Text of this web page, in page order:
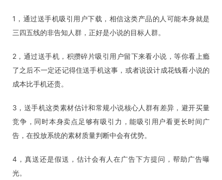
1，通过送手机吸引用户下载，相信这类产品的人可能本身就是
三四五线的非告知人群，正好是小说的目标人群。
2，通过送手机，积攒碎片吸引用户留下来看小说，等你看上瘾
了之后不一定还记得住送手机这事，或者说设计成花钱看小说的
成本比手机还贵。
3，送手机这类素材估计和常规小说核心人群有差异，避开买量
竞争，同时本身卖点足够有吸引力，能吸引用户看更长时间广
告，在投放系统的素材质量判断中会有优势。
4，真送还是假送，估计会有人在广告下方提问，帮助广告曝
光。